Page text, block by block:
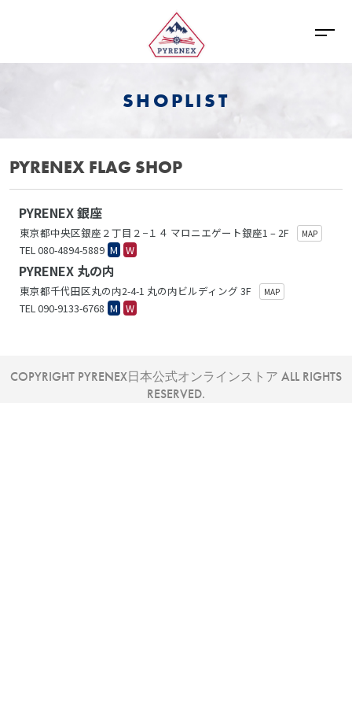
SHOPLIST
PYRENEX FLAG SHOP
PYRENEX 銀座
東京都中央区銀座２丁目２−１４ マロニエゲート銀座1 – 2F MAP
TEL 080-4894-5889 M W
PYRENEX 丸の内
東京都千代田区丸の内2-4-1 丸の内ビルディング 3F MAP
TEL 090-9133-6768 M W
COPYRIGHT PYRENEX日本公式オンラインストア ALL RIGHTS
RESERVED.